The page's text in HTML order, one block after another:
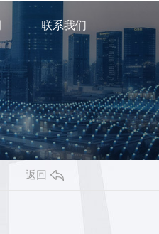
联系我们
返回